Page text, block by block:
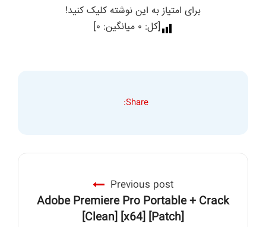
برای امتیاز به این نوشته کلیک کنید!
[کل: ۰ میانگین: ۰]
Share:
Previous post
Adobe Premiere Pro Portable + Crack
[Clean] [x64] [Patch]